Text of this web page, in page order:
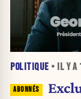
POLITIQUE • IL Y A